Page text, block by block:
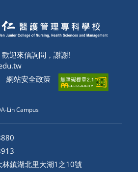
迎來信詢問，謝謝!
網站安全政策
Lin Campus
鎮湖北里大湖1之10號